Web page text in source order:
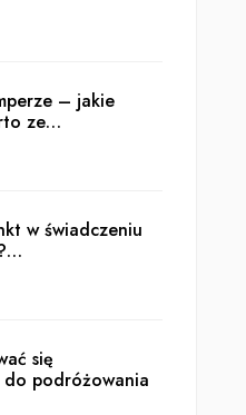
– jakie
ze…
w świadczeniu
się
podróżowania